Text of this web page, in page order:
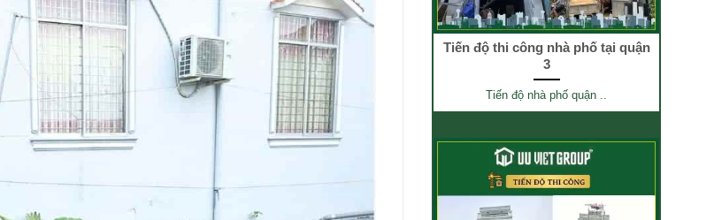
Tiến độ thi công nhà phố tại quận
3
Tiến độ nhà phố quận ..